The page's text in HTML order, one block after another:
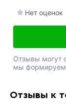
Отзывы к
Нет оценок
Отзывы могут
мы формируем